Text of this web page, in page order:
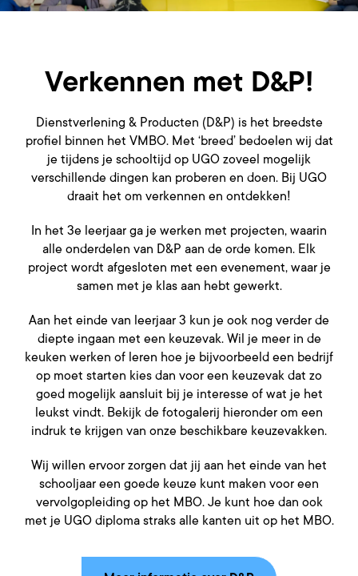
Verkennen met D&P!
Dienstverlening & Producten (D&P) is het breedste
profiel binnen het VMBO. Met ‘breed’ bedoelen wij dat
je tijdens je schooltijd op UGO zoveel mogelijk
verschillende dingen kan proberen en doen. Bij UGO
draait het om verkennen en ontdekken!
In het 3e leerjaar ga je werken met projecten, waarin
alle onderdelen van D&P aan de orde komen. Elk
project wordt afgesloten met een evenement, waar je
samen met je klas aan hebt gewerkt.
Aan het einde van leerjaar 3 kun je ook nog verder de
diepte ingaan met een keuzevak. Wil je meer in de
keuken werken of leren hoe je bijvoorbeeld een bedrijf
op moet starten kies dan voor een keuzevak dat zo
goed mogelijk aansluit bij je interesse of wat je het
leukst vindt. Bekijk de fotogalerij hieronder om een
indruk te krijgen van onze beschikbare keuzevakken.
Wij willen ervoor zorgen dat jij aan het einde van het
schooljaar een goede keuze kunt maken voor een
vervolgopleiding op het MBO. Je kunt hoe dan ook
met je UGO diploma straks alle kanten uit op het MBO.